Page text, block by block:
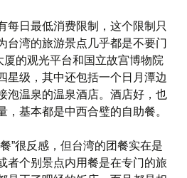
每日最低消费限制，这个限制只
台湾的旅游景点几乎都是不要门
的观光平台和国立故宫博物院
星级，其中还包括一个日月潭边
泡温泉的温泉酒店。酒店好，也
，基本都是中西合璧的自助餐。
”很反感，但台湾的团餐实在是
者个别景点内用餐是在专门的旅